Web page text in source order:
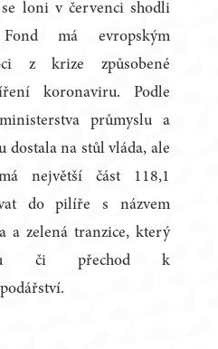
loni v červenci shodli
má evropským
z krize způsobené
koronaviru. Podle
průmyslu a
dostala na stůl vláda, ale
největší část 118,1
do pilíře s názvem
a zelená tranzice, který
či přechod k